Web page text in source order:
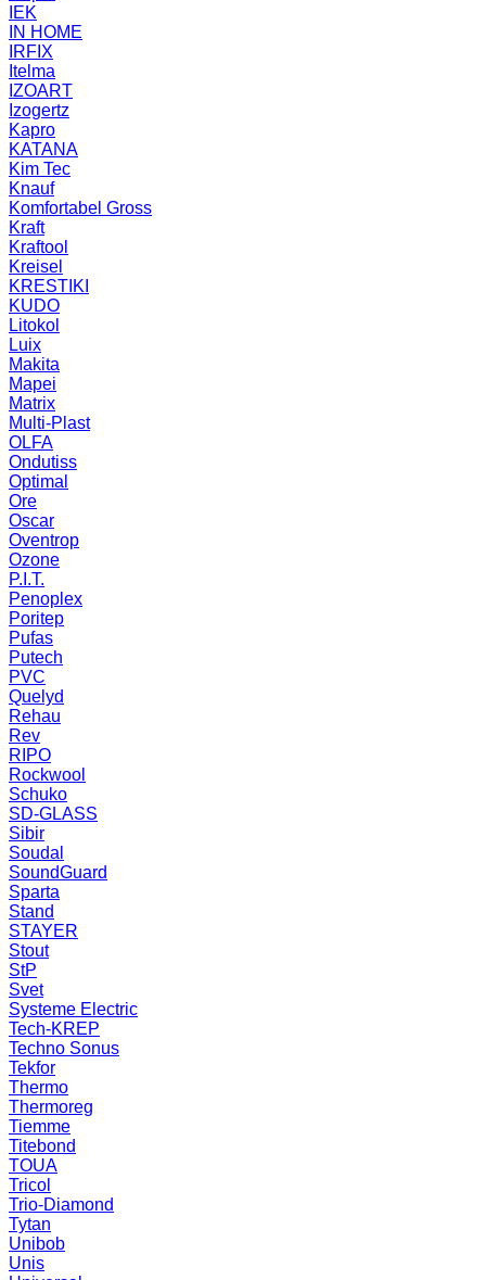
IEK
IN HOME
IRFIX
Itelma
IZOART
Izogertz
Kapro
KATANA
Kim Tec
Knauf
Komfortabel Gross
Kraft
Kraftool
Kreisel
KRESTIKI
KUDO
Litokol
Luix
Makita
Mapei
Matrix
Multi-Plast
OLFA
Ondutiss
Optimal
Ore
Oscar
Oventrop
Ozone
P.I.T.
Penoplex
Poritep
Pufas
Putech
PVC
Quelyd
Rehau
Rev
RIPO
Rockwool
Schuko
SD-GLASS
Sibir
Soudal
SoundGuard
Sparta
Stand
STAYER
Stout
StP
Svet
Systeme Electric
Tech-KREP
Techno Sonus
Tekfor
Thermo
Thermoreg
Tiemme
Titebond
TOUA
Tricol
Trio-Diamond
Tytan
Unibob
Unis